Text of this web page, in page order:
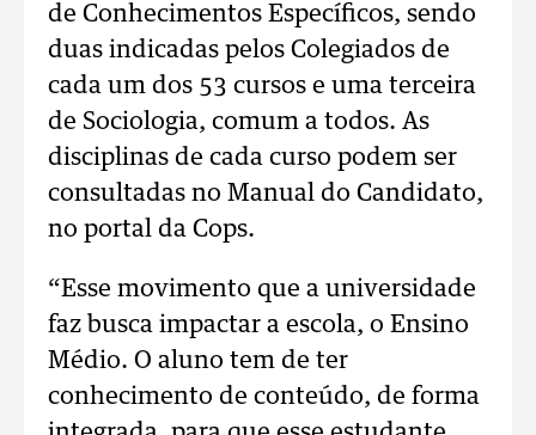
de Conhecimentos Específicos, sendo
duas indicadas pelos Colegiados de
cada um dos 53 cursos e uma terceira
de Sociologia, comum a todos. As
disciplinas de cada curso podem ser
consultadas no Manual do Candidato,
no portal da Cops.
“Esse movimento que a universidade
faz busca impactar a escola, o Ensino
Médio. O aluno tem de ter
conhecimento de conteúdo, de forma